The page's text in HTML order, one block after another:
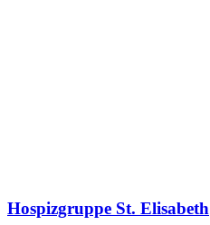
Hospizgruppe St. Elisabeth